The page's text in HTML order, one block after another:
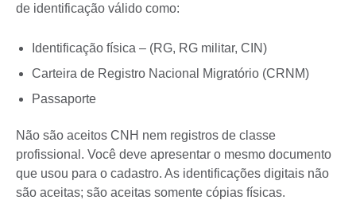
de identificação válido como:
Identificação física – (RG, RG militar, CIN)
Carteira de Registro Nacional Migratório (CRNM)
Passaporte
Não são aceitos CNH nem registros de classe
profissional. Você deve apresentar o mesmo documento
que usou para o cadastro. As identificações digitais não
são aceitas; são aceitas somente cópias físicas.